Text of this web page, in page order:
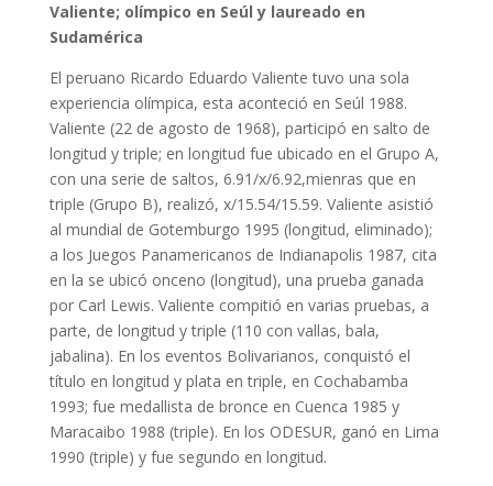
Valiente; olímpico en Seúl y laureado en
Sudamérica
El peruano Ricardo Eduardo Valiente tuvo una sola
experiencia olímpica, esta aconteció en Seúl 1988.
Valiente (22 de agosto de 1968), participó en salto de
longitud y triple; en longitud fue ubicado en el Grupo A,
con una serie de saltos, 6.91/x/6.92,mienras que en
triple (Grupo B), realizó, x/15.54/15.59. Valiente asistió
al mundial de Gotemburgo 1995 (longitud, eliminado);
a los Juegos Panamericanos de Indianapolis 1987, cita
en la se ubicó onceno (longitud), una prueba ganada
por Carl Lewis. Valiente compitió en varias pruebas, a
parte, de longitud y triple (110 con vallas, bala,
jabalina). En los eventos Bolivarianos, conquistó el
título en longitud y plata en triple, en Cochabamba
1993; fue medallista de bronce en Cuenca 1985 y
Maracaibo 1988 (triple). En los ODESUR, ganó en Lima
1990 (triple) y fue segundo en longitud.